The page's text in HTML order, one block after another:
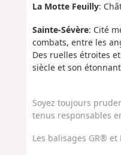
La Motte Feuilly:
Sainte-Sévère: Cité
combats, entre les
Des ruelles étroites
siècle et son
Soyez toujours
tenus responsables
Les balisages GR®